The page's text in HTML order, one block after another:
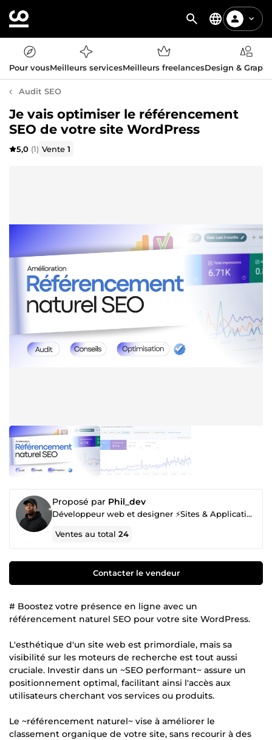
Pour vousMeilleurs servicesMeilleurs freelancesDesign &
Audit SEO
Je vais optimiser le référencement
SEO de votre site WordPress
5,0 (1) Vente1
Proposé par Phil_dev
Développeur web et designer ⚡Sites & Applications sur mesure
Ventes au total24
Contacter le vendeur
# Boostez votre présence en ligne avec un
référencement naturel SEO pour votre site WordPress.
L'esthétique d'un site web est primordiale, mais sa
visibilité sur les moteurs de recherche est tout aussi
cruciale. Investir dans un ~SEO performant~ assure un
positionnement optimal, facilitant ainsi l'accès aux
utilisateurs cherchant vos services ou produits.
Le ~référencement naturel~ vise à améliorer le
classement organique de votre site, sans recourir à des